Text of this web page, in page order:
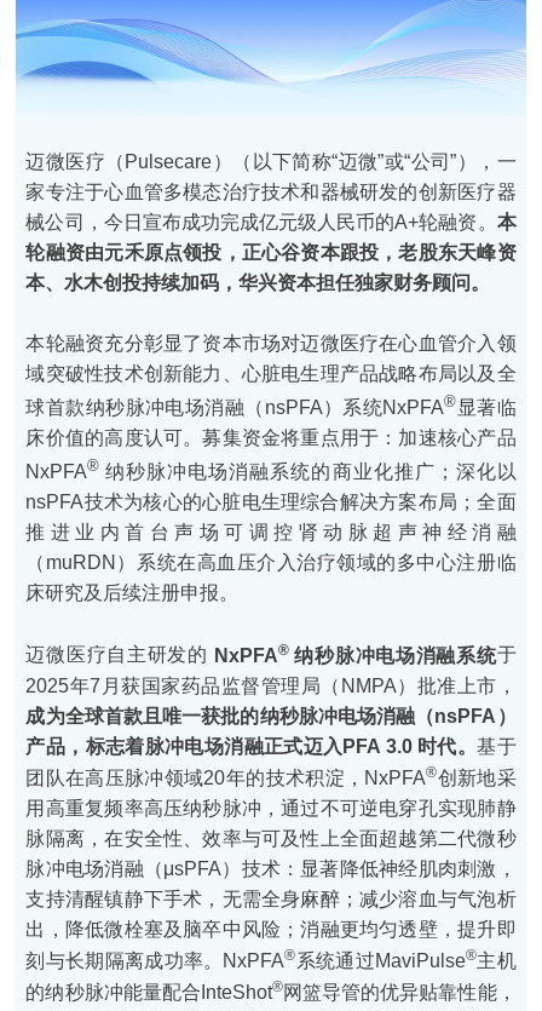
迈微医疗（Pulsecare）（以下简称“迈微”或“公司”），一
家专注于心血管多模态治疗技术和器械研发的创新医疗器
械公司，今日宣布成功完成亿元级人民币的A+轮融资。 本
轮融资由元禾原点领投，正心谷资本跟投，老股东天峰资
本、水木创投持续加码，华兴资本担任独家财务顾问。
本轮融资充分彰显了资本市场对迈微医疗在心血管介入领
域突破性技术创新能力、心脏电生理产品战略布局以及全
球首款纳秒脉冲电场消融（nsPFA）系统NxPFA® 显著临
床价值的高度认可。募集资金将重点用于：加速核心产品
NxPFA® 纳秒脉冲电场消融系统的商业化推广；深化以
nsPFA技术为核心的心脏电生理综合解决方案布局；全面
推进业内首台声场可调控肾动脉超声神经消融
（muRDN）系统在高血压介入治疗领域的多中心注册临
床研究及后续注册申报。
迈微医疗自主研发的 NxPFA®纳秒脉冲电场消融系统于
2025年7月获国家药品监督管理局（NMPA）批准上市，
成为全球首款且唯一获批的纳秒脉冲电场消融（nsPFA）
产品 ，标志着脉冲电场消融正式迈入PFA 3.0 时代。基于
团队在高压脉冲领域20年的技术积淀，NxPFA®创新地采
用高重复频率高压纳秒脉冲，通过不可逆电穿孔实现肺静
脉隔离，在安全性、效率与可及性上全面超越第二代微秒
脉冲电场消融（μsPFA）技术：显著降低神经肌肉刺激，
支持清醒镇静下手术，无需全身麻醉；减少溶血与气泡析
出，降低微栓塞及脑卒中风险；消融更均匀透壁，提升即
刻与长期隔离成功率。NxPFA®系统通过MaviPulse®主机
的纳秒脉冲能量配合InteShot®网篮导管的优异贴靠性能，